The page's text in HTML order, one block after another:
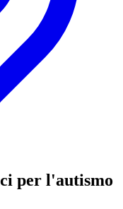
per l'autismo